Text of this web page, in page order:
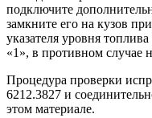
подключите
замкните его на кузов
указателя уровня
«1», в противном случае
Процедура проверки
6212.3827 и
этом материале.